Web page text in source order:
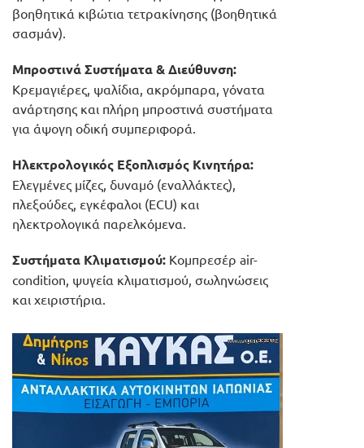
βοηθητικά κιβώτια τετρακίνησης (βοηθητικά
σασμάν).
Μπροστινά Συστήματα & Διεύθυνση:
Κρεμαγιέρες, ψαλίδια, ακρόμπαρα, γόνατα
ανάρτησης και πλήρη μπροστινά συστήματα
για άψογη οδική συμπεριφορά.
Ηλεκτρολογικός Εξοπλισμός Κινητήρα:
Ελεγμένες μίζες, δυναμό (εναλλάκτες),
πλεξούδες, εγκέφαλοι (ECU) και
ηλεκτρολογικά παρελκόμενα.
Συστήματα Κλιματισμού: Κομπρεσέρ air-
condition, ψυγεία κλιματισμού, σωληνώσεις
και χειριστήρια.